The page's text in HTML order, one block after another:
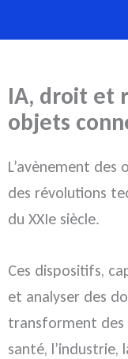
au
IA, droit et
objets
L’avènement des
des révolutions
du XXIe siècle.
Ces dispositifs,
et analyser des
transforment des
santé, l’industrie,